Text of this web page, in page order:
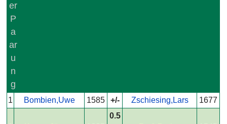
1 Bombien,Uwe 1585 +/- Zschiesing,Lars 1677
0.5